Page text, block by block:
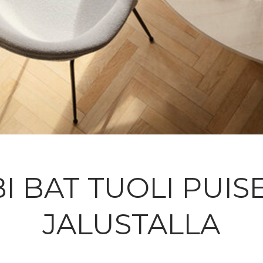
BAT TUOLI
JALUSTALLA